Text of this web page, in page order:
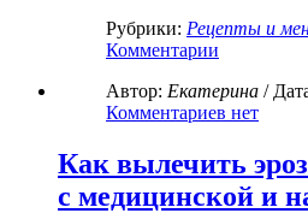
Рубрики: Рецепты и
Комментарии
Автор: Екатерина /
Комментариев нет
Как вылечить
с медицинской и